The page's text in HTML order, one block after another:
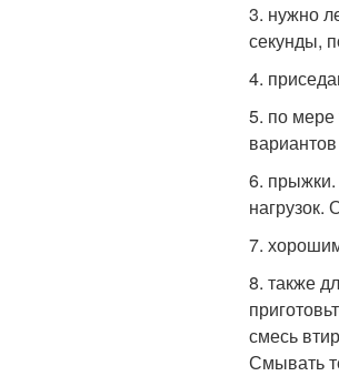
3. нужно
секунды,
4.
5. по мере
6. прыжки.
нагрузок.
7.
8. также
смесь
Смывать